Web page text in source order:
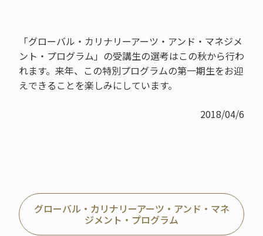
「グローバル・カリナリーアーツ・アンド・マネジメ
ント・プログラム」の受講生の選考はこの秋から行わ
れます。来年、この特別プログラムの第一期生をお迎
えできることを楽しみにしています。
2018/04/6
グローバル・カリナリーアーツ・アンド・マネ
ジメント・プログラム